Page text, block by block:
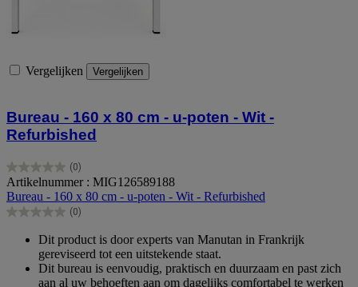
Vergelijken Vergelijken
Bureau - 160 x 80 cm - u-poten - Wit -
Refurbished
(0)
0.0
van
de
5
Artikelnummer : MIG126589188
Bureau - 160 x 80 cm - u-poten - Wit - Refurbished
(0)
0.0
sterren.
Dit product is door experts van Manutan in Frankrijk
gereviseerd tot een uitstekende staat.
Dit bureau is eenvoudig, praktisch en duurzaam en past zich
aan al uw behoeften aan om dagelijks comfortabel te werken